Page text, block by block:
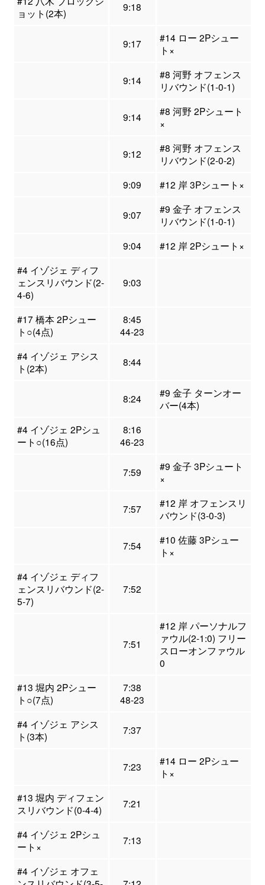
ョット(2本)
9:18
9:17
#14 ロー 2Pシュー
ト×
9:14
#8 河野 オフェンス
リバウンド(1-0-1)
9:14
#8 河野 2Pシュート
×
9:12
#8 河野 オフェンス
リバウンド(2-0-2)
9:09
#12 岸 3Pシュート×
9:07
#9 金子 オフェンス
リバウンド(1-0-1)
9:04
#12 岸 2Pシュート×
#4 イゾジェ ディフ
ェンスリバウンド(2-
4-6)
9:03
#17 橋本 2Pシュー
ト○(4点)
8:45
44-23
#4 イゾジェ アシス
ト(2本)
8:44
8:24
#9 金子 ターンオー
バー(4本)
#4 イゾジェ 2Pシュ
ート○(16点)
8:16
46-23
7:59
#9 金子 3Pシュート
×
7:57
#12 岸 オフェンスリ
バウンド(3-0-3)
7:54
#10 佐藤 3Pシュー
ト×
#4 イゾジェ ディフ
ェンスリバウンド(2-
5-7)
7:52
7:51
#12 岸 パーソナルフ
ァウル(2-1:0) フリー
スローオンファウル
0
#13 堀内 2Pシュー
ト○(7点)
7:38
48-23
#4 イゾジェ アシス
ト(3本)
7:37
7:23
#14 ロー 2Pシュー
ト×
#13 堀内 ディフェン
スリバウンド(0-4-4)
7:21
#4 イゾジェ 2Pシュ
ート×
7:13
#4 イゾジェ オフェ